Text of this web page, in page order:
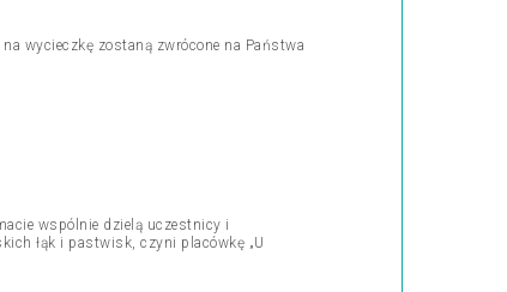
wycieczkę zostaną zwrócone na Państwa
wspólnie dzielą uczestnicy i
łąk i pastwisk, czyni placówkę „U